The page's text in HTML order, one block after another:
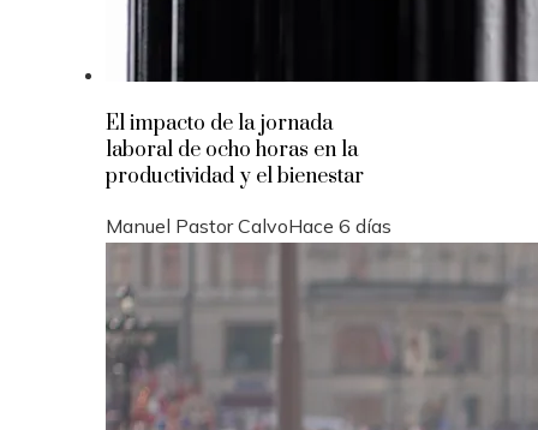
El impacto de la jornada
laboral de ocho horas en la
productividad y el bienestar
Manuel Pastor CalvoHace 6 días